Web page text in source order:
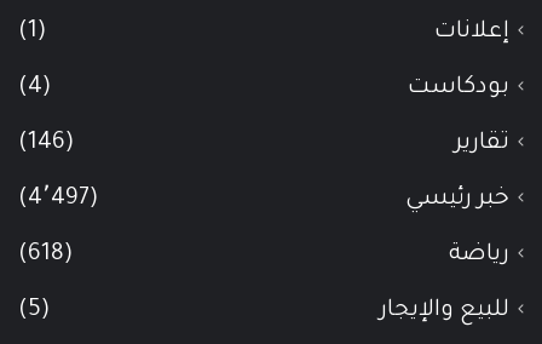
إعلانات (1)
بودكاست (4)
تقارير (146)
خبر رئيسي (4٬497)
رياضة (618)
للبيع والإيجار (5)